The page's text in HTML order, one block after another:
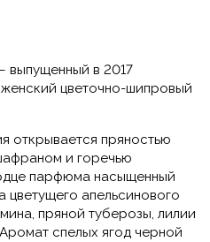
выпущенный в 2017
цветочно-шипровый
открывается пряностью
и горечью
парфюма насыщенный
апельсинового
пряной туберозы, лилии
спелых ягод черной